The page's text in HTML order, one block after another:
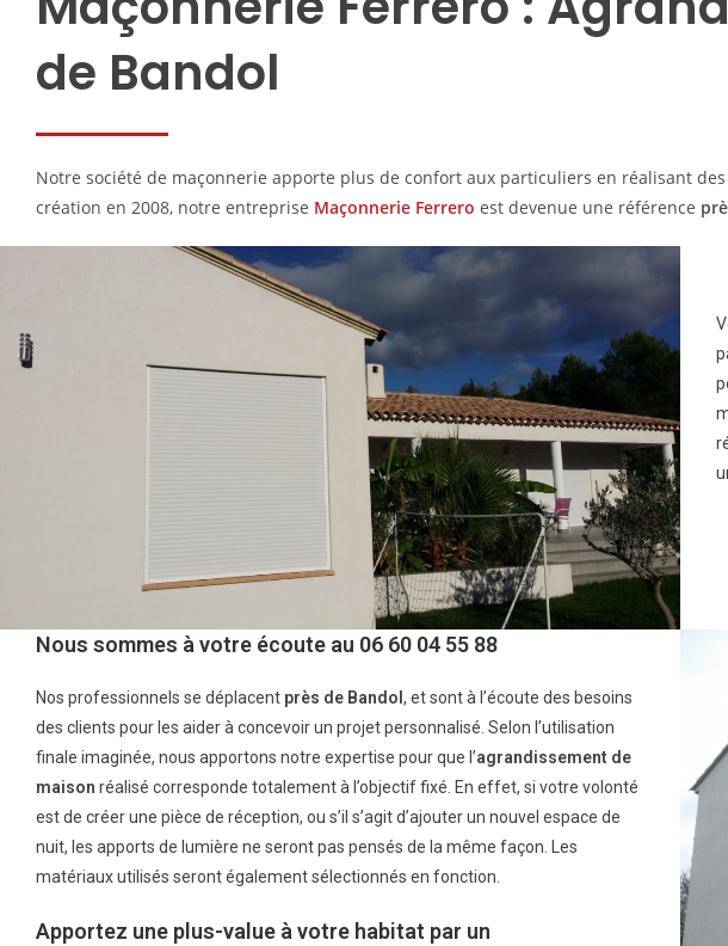
de Bandol
Notre société de maçonnerie apporte plus de confort aux particuliers en réalisant des
création en 2008, notre entreprise Maçonnerie Ferrero est devenue une référence
Nous sommes à votre écoute au 06 60 04 55 88
Nos professionnels se déplacent près de Bandol , et sont à l’écoute des besoins
des clients pour les aider à concevoir un projet personnalisé. Selon l’utilisation
finale imaginée, nous apportons notre expertise pour que l’agrandissement de
maison réalisé corresponde totalement à l’objectif fixé. En effet, si votre volonté
est de créer une pièce de réception, ou s’il s’agit d’ajouter un nouvel espace de
nuit, les apports de lumière ne seront pas pensés de la même façon. Les
matériaux utilisés seront également sélectionnés en fonction.
Apportez une plus-value à votre habitat par un